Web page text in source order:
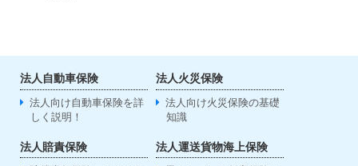
法人自動車保険
法人向け自動車保険を詳
しく説明！
法人火災保険
法人向け火災保険の基礎
知識
法人賠責保険 法人運送貨物海上保険